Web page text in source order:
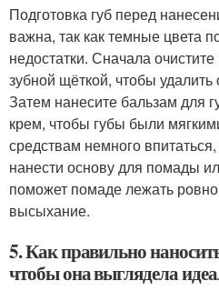
Подготовка губ перед
важна, так как темные цвета
недостатки. Сначала
зубной щёткой, чтобы
Затем нанесите бальзам для
крем, чтобы губы были
средствам немного
нанести основу для помады
поможет помаде лежать
высыхание.
5. Как правильно
чтобы она выглядела